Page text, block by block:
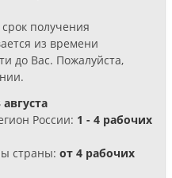
получения
из времени
до Вас. Пожалуйста,
августа
России: 1 - 4 рабочих
страны: от 4 рабочих